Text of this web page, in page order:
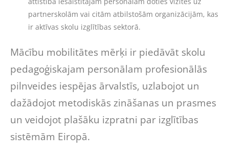
partnerskolām vai citām atbilstošām organizācijām, kas
ir aktīvas skolu izglītības sektorā.
Mācību mobilitātes mērķi ir piedāvāt skolu
pedagoģiskajam personālam profesionālās
pilnveides iespējas ārvalstīs, uzlabojot un
dažādojot metodiskās zināšanas un prasmes
un veidojot plašāku izpratni par izglītības
sistēmām Eiropā.